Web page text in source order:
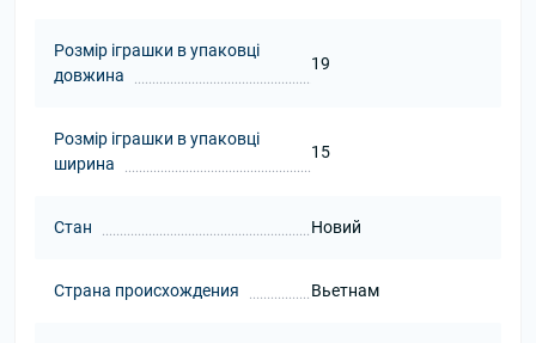
Розмір іграшки в упаковці
довжина
19
Розмір іграшки в упаковці
ширина
15
Стан Новий
Страна происхождения Вьетнам